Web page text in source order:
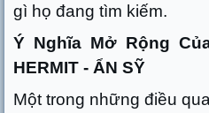
gì họ đang tìm kiếm.
Ý Nghĩa Mở Rộng
HERMIT - ẨN SỸ
Một trong những điều